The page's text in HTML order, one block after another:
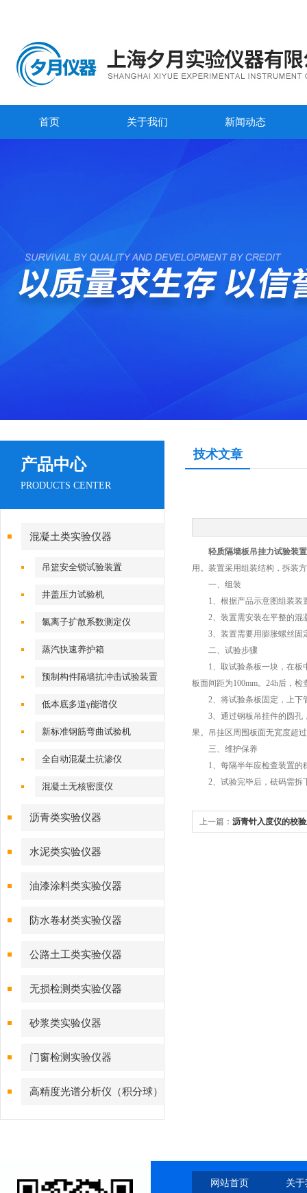
首页 关于我们 新闻动态
技术文章
轻质隔墙板吊挂力试验装置
用。装置采用组装结构，拆装
一、组装
1、根据产品示意图组装装
2、装置需安装在平整的混
3、装置需要用膨胀螺丝固
二、试验步骤
1、取试验条板一块，在板中
板面间距为100mm。24h后，
2、将试验条板固定，上下
3、通过钢板吊挂件的圆孔，
果。吊挂区周围板面无宽度超
三、维护保养
1、每隔半年应检查装置的
2、试验完毕后，砝码需拆
上一篇： 沥青针入度仪的校
产品中心
PRODUCTS CENTER
混凝土类实验仪器
吊篮安全锁试验装置
井盖压力试验机
氯离子扩散系数测定仪
蒸汽快速养护箱
预制构件隔墙抗冲击试验装置
低本底多道γ能谱仪
新标准钢筋弯曲试验机
全自动混凝土抗渗仪
混凝土无核密度仪
沥青类实验仪器
水泥类实验仪器
油漆涂料类实验仪器
防水卷材类实验仪器
公路土工类实验仪器
无损检测类实验仪器
砂浆类实验仪器
门窗检测实验仪器
高精度光谱分析仪（积分球）
综合测试系统
网站首页 关